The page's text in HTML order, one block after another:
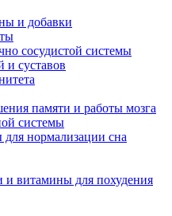
и добавки
сосудистой системы
и суставов
памяти и работы мозга
системы
нормализации сна
и витамины для похудения